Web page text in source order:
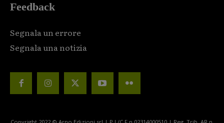
Feedback
Segnala un errore
Segnala una notizia